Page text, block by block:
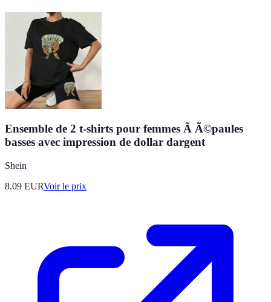
Ensemble de 2 t-shirts pour femmes Ã Ã©paules
basses avec impression de dollar dargent
Shein
8.09 EURVoir le prix